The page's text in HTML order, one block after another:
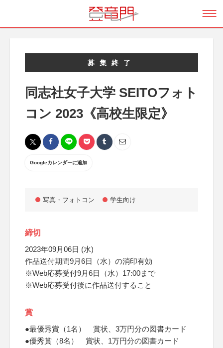
募集終了
同志社女子大学 SEITOフォト
コン 2023《高校生限定》
Googleカレンダーに追加
写真・フォトコン 学生向け
締切
2023年09月06日 (水)
作品送付期間9月6日（水）の消印有効
※Web応募受付9月6日（水）17:00まで
※Web応募受付後に作品送付すること
賞
●最優秀賞（1名） 賞状、3万円分の図書カード
●優秀賞（8名） 賞状、1万円分の図書カード